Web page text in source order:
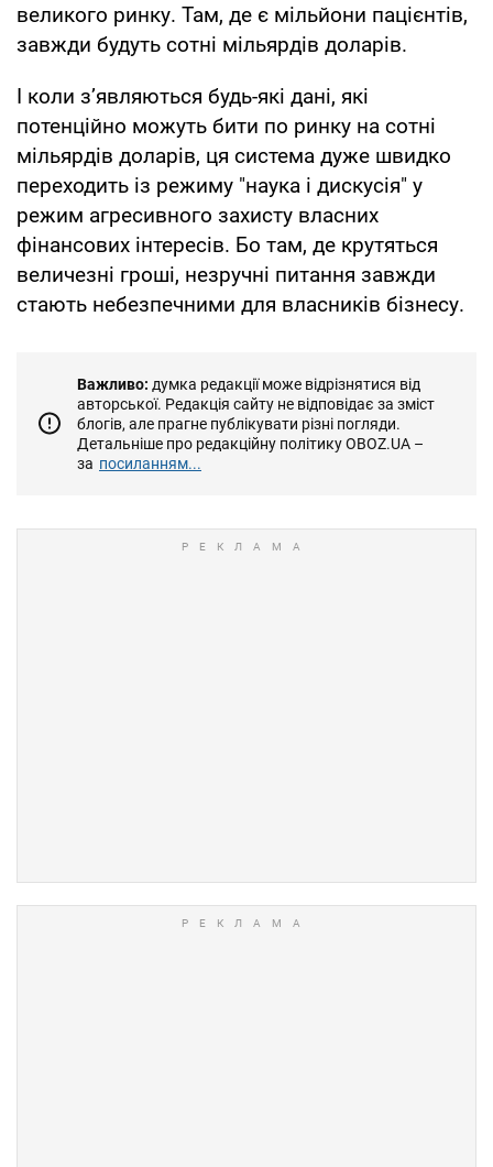
великого ринку. Там, де є мільйони пацієнтів,
завжди будуть сотні мільярдів доларів.
І коли з’являються будь-які дані, які
потенційно можуть бити по ринку на сотні
мільярдів доларів, ця система дуже швидко
переходить із режиму "наука і дискусія" у
режим агресивного захисту власних
фінансових інтересів. Бо там, де крутяться
величезні гроші, незручні питання завжди
стають небезпечними для власників бізнесу.
Важливо: думка редакції може відрізнятися від
авторської. Редакція сайту не відповідає за зміст
блогів, але прагне публікувати різні погляди.
Детальніше про редакційну політику OBOZ.UA –
за посиланням...